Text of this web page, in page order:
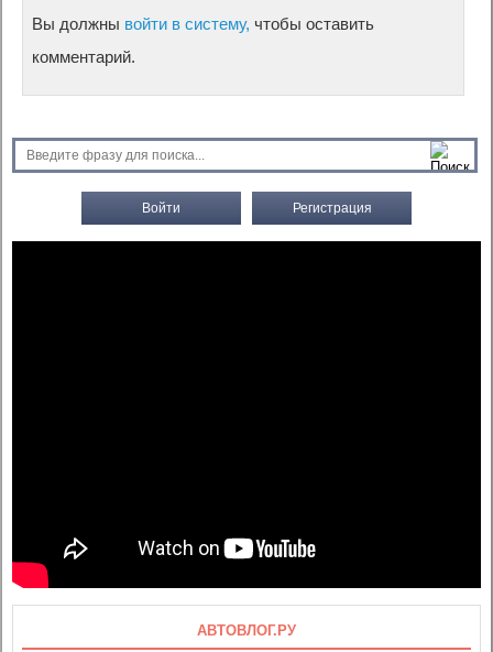
Вы должны войти в систему, чтобы оставить
комментарий.
Войти Регистрация
АВТОВЛОГ.РУ